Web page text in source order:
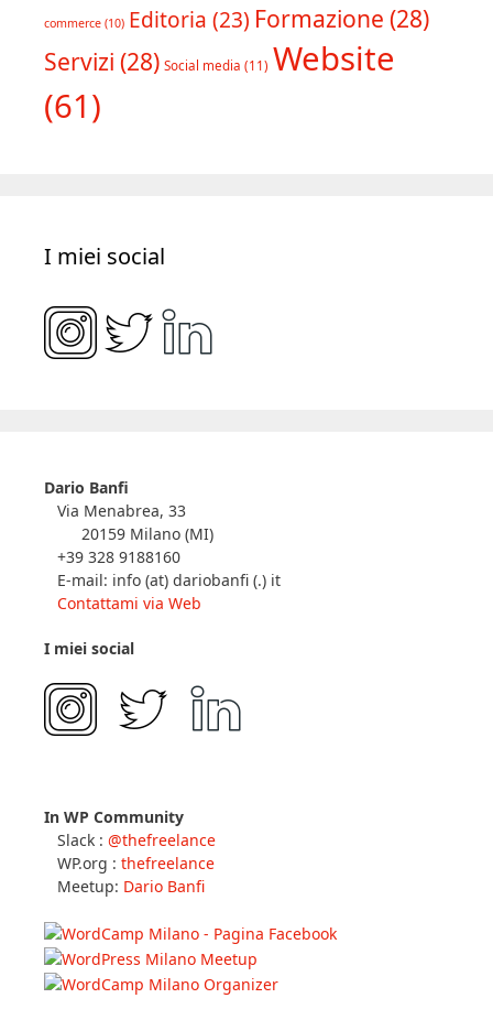
commerce (10) Editoria (23) Formazione (28)
Servizi (28) Social media (11) Website
(61)
I miei social
Dario Banfi
Via Menabrea, 33
20159 Milano (MI)
+39 328 9188160
E-mail: info (at) dariobanfi (.) it
Contattami via Web
I miei social
In WP Community
Slack : @thefreelance
WP.org : thefreelance
Meetup: Dario Banfi